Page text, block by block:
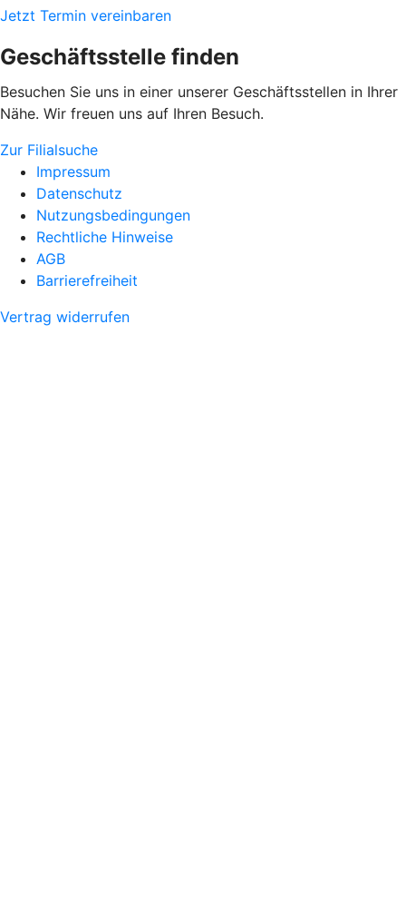
Jetzt Termin vereinbaren
Geschäftsstelle finden
Besuchen Sie uns in einer unserer Geschäftsstellen in Ihrer
Nähe. Wir freuen uns auf Ihren Besuch.
Zur Filialsuche
Impressum
Datenschutz
Nutzungsbedingungen
Rechtliche Hinweise
AGB
Barrierefreiheit
Vertrag widerrufen